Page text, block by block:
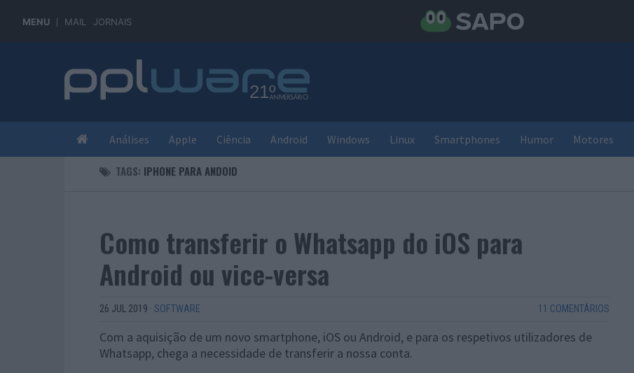
MENU MAIL JORNAIS
Análises Apple Ciência Android Windows Linux Smartphones Humor Motores
TAGS: IPHONE PARA ANDOID
Como transferir o Whatsapp do iOS para
Android ou vice-versa
26 JUL 2019 · SOFTWARE 11 COMENTÁRIOS
Com a aquisição de um novo smartphone, iOS ou Android, e para os respetivos utilizadores de
Whatsapp, chega a necessidade de transferir a nossa conta.